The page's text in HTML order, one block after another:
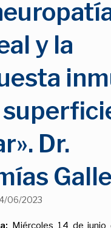
y la
Dr.
06/2023
Miércoles 14 de junio